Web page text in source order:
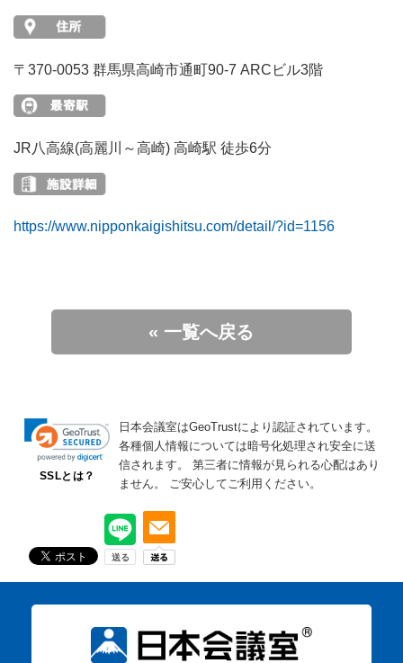
〒370-0053 群馬県高崎市通町90-7 ARCビル3階
JR八高線(高麗川～高崎) 高崎駅 徒歩6分
https://www.nipponkaigishitsu.com/detail/?id=1156
« 一覧へ戻る
SSLとは？
日本会議室はGeoTrustにより認証されています。
各種個人情報については暗号化処理され安全に送
信されます。
第三者に情報が見られる心配はあり
ません。
ご安心してご利用ください。